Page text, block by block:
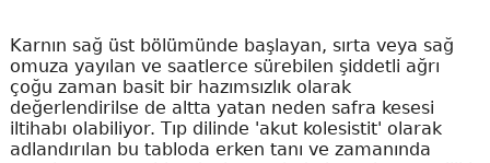
Karnın sağ üst bölümünde başlayan, sırta veya sağ
omuza yayılan ve saatlerce sürebilen şiddetli ağrı
çoğu zaman basit bir hazımsızlık olarak
değerlendirilse de altta yatan neden safra kesesi
iltihabı olabiliyor. Tıp dilinde 'akut kolesistit' olarak
adlandırılan bu tabloda erken tanı ve zamanında